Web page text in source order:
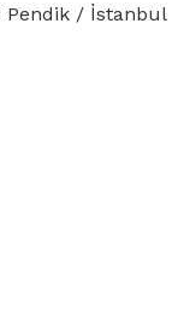
Pendik / İstanbul